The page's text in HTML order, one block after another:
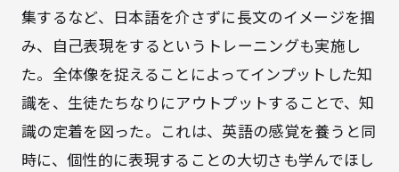
集するなど、日本語を介さずに長文のイメージを掴
み、自己表現をするというトレーニングも実施し
た。全体像を捉えることによってインプットした知
識を、生徒たちなりにアウトプットすることで、知
識の定着を図った。これは、英語の感覚を養うと同
時に、個性的に表現することの大切さも学んでほし